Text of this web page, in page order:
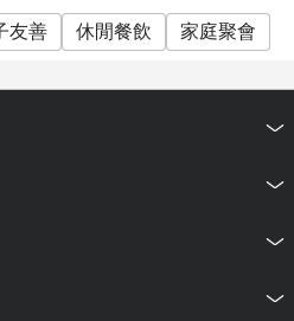
友善 休閒餐飲 家庭聚會